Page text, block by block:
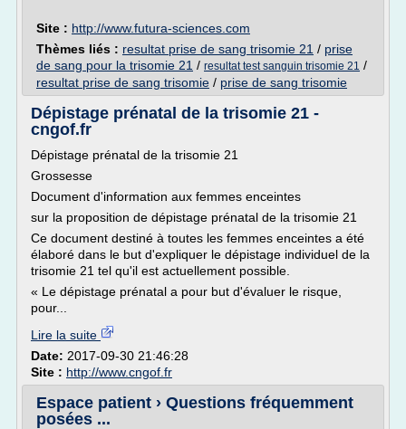
Site : http://www.futura-sciences.com
Thèmes liés : resultat prise de sang trisomie 21 / prise
de sang pour la trisomie 21 / resultat test sanguin trisomie 21 /
resultat prise de sang trisomie / prise de sang trisomie
Dépistage prénatal de la trisomie 21 -
cngof.fr
Dépistage prénatal de la trisomie 21
Grossesse
Document d'information aux femmes enceintes
sur la proposition de dépistage prénatal de la trisomie 21
Ce document destiné à toutes les femmes enceintes a été
élaboré dans le but d'expliquer le dépistage individuel de la
trisomie 21 tel qu'il est actuellement possible.
« Le dépistage prénatal a pour but d'évaluer le risque,
pour...
Lire la suite
Date: 2017-09-30 21:46:28
Site : http://www.cngof.fr
Espace patient › Questions fréquemment
posées ...